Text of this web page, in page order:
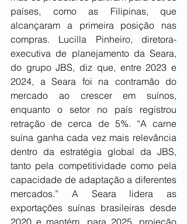
países, como as Filipinas, que
alcançaram a primeira posição nas
compras. Lucilla Pinheiro, diretora-
executiva de planejamento da Seara,
do grupo JBS, diz que, entre 2023 e
2024, a Seara foi na contramão do
mercado ao crescer em suínos,
enquanto o setor no país registrou
retração de cerca de 5%. “A carne
suína ganha cada vez mais relevância
dentro da estratégia global da JBS,
tanto pela competitividade como pela
capacidade de adaptação a diferentes
mercados.” A Seara lidera as
exportações suínas brasileiras desde